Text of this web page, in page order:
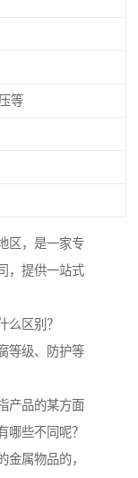
等
区，是一家专
，提供一站式
么区别？
等级、防护等
产品的某方面
哪些不同呢？
金属物品的，